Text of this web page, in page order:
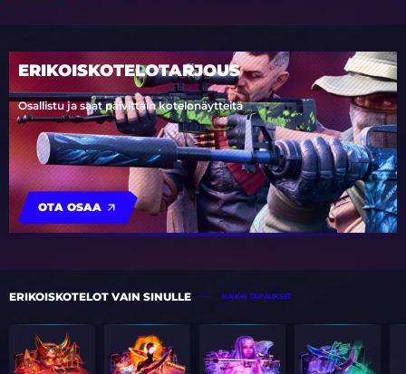
ERIKOISKOTELOTARJOUS
Osallistu ja saat päivittäin kotelonäytteitä
OTA OSAA
ERIKOISKOTELOT VAIN SINULLE KAIKKI TAPAUKSET